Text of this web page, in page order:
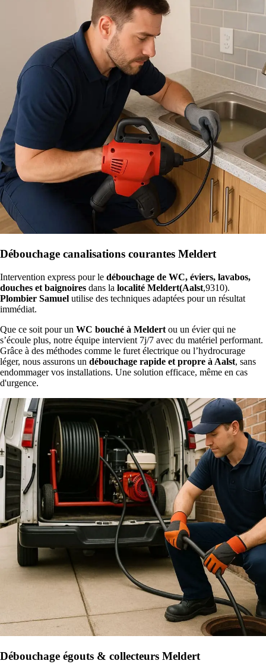
Débouchage canalisations courantes Meldert
Intervention express pour le débouchage de WC, éviers, lavabos,
douches et baignoires dans la localité Meldert(Aalst,9310).
Plombier Samuel utilise des techniques adaptées pour un résultat
immédiat.
Que ce soit pour un WC bouché à Meldert ou un évier qui ne
s’écoule plus, notre équipe intervient 7j/7 avec du matériel performant.
Grâce à des méthodes comme le furet électrique ou l’hydrocurage
léger, nous assurons un débouchage rapide et propre à Aalst, sans
endommager vos installations. Une solution efficace, même en cas
d'urgence.
Débouchage égouts & collecteurs Meldert